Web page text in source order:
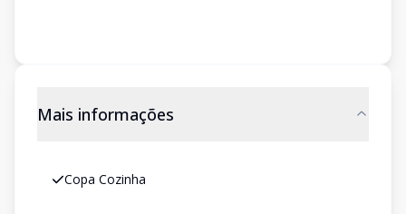
Mais informações
Copa Cozinha